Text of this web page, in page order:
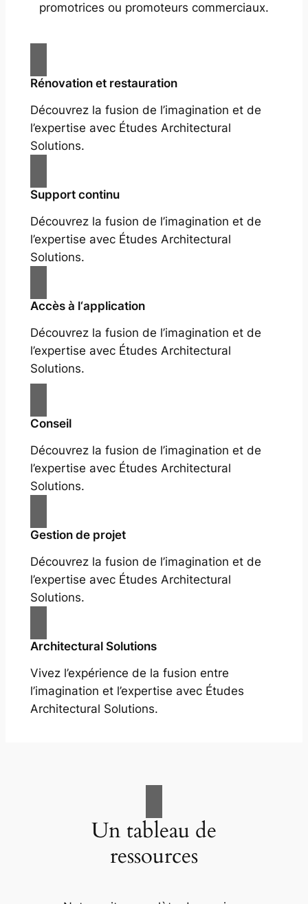
promotrices ou promoteurs commerciaux.
Rénovation et restauration
Découvrez la fusion de l’imagination et de
l’expertise avec Études Architectural
Solutions.
Support continu
Découvrez la fusion de l’imagination et de
l’expertise avec Études Architectural
Solutions.
Accès à l‘application
Découvrez la fusion de l’imagination et de
l’expertise avec Études Architectural
Solutions.
Conseil
Découvrez la fusion de l’imagination et de
l’expertise avec Études Architectural
Solutions.
Gestion de projet
Découvrez la fusion de l’imagination et de
l’expertise avec Études Architectural
Solutions.
Architectural Solutions
Vivez l’expérience de la fusion entre
l’imagination et l’expertise avec Études
Architectural Solutions.
Un tableau de
ressources